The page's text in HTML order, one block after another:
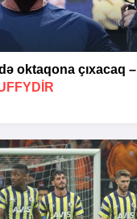
oktaqona çıxacaq –